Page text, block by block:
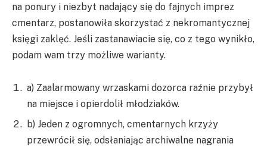
na ponury i niezbyt nadający się do fajnych imprez
cmentarz, postanowiła skorzystać z nekromantycznej
księgi zaklęć. Jeśli zastanawiacie się, co z tego wynikło,
podam wam trzy możliwe warianty.
a) Zaalarmowany wrzaskami dozorca raźnie przybył
na miejsce i opierdolił młodziaków.
b) Jeden z ogromnych, cmentarnych krzyży
przewrócił się, odsłaniając archiwalne nagrania